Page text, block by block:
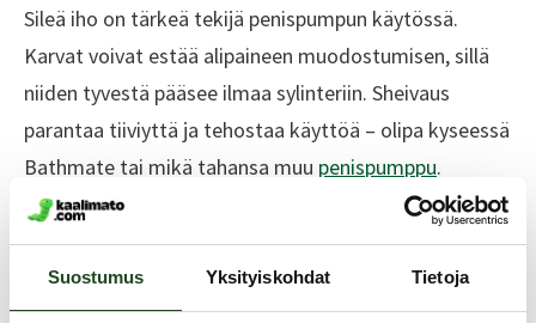
Suostumus Yksityiskohdat Tietoja
Sileä iho on tärkeä tekijä penispumpun käytössä.
Karvat voivat estää alipaineen muodostumisen, sillä
niiden tyvestä pääsee ilmaa sylinteriin. Sheivaus
parantaa tiiviyttä ja tehostaa käyttöä – olipa kyseessä
Bathmate tai mikä tahansa muu penispumppu.